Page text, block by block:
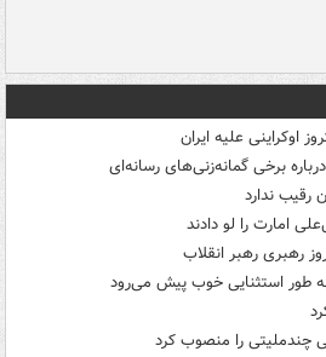
اوکراینی علیه ایران
برخی گمانه‌زنی‌های رسانه‌ای
رقیب ندارد
امارت را لو دادند
به طور استثنایی خوب پیش می‌رود
چندملیتی را منصوب کرد